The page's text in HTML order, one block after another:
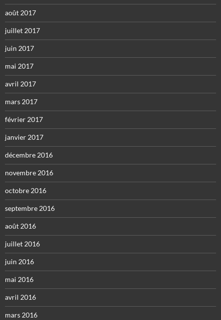
août 2017
juillet 2017
juin 2017
mai 2017
avril 2017
mars 2017
février 2017
janvier 2017
décembre 2016
novembre 2016
octobre 2016
septembre 2016
août 2016
juillet 2016
juin 2016
mai 2016
avril 2016
mars 2016